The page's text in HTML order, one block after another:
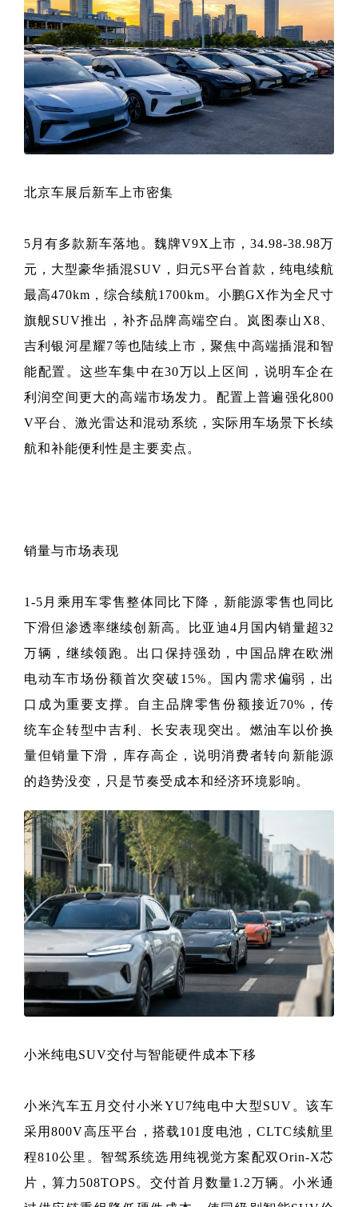
北京车展后新车上市密集
5月有多款新车落地。魏牌V9X上市，34.98-38.98万
元，大型豪华插混SUV，归元S平台首款，纯电续航
最高470km，综合续航1700km。小鹏GX作为全尺寸
旗舰SUV推出，补齐品牌高端空白。岚图泰山X8、
吉利银河星耀7等也陆续上市，聚焦中高端插混和智
能配置。这些车集中在30万以上区间，说明车企在
利润空间更大的高端市场发力。配置上普遍强化800
V平台、激光雷达和混动系统，实际用车场景下长续
航和补能便利性是主要卖点。
销量与市场表现
1-5月乘用车零售整体同比下降，新能源零售也同比
下滑但渗透率继续创新高。比亚迪4月国内销量超32
万辆，继续领跑。出口保持强劲，中国品牌在欧洲
电动车市场份额首次突破15%。国内需求偏弱，出
口成为重要支撑。自主品牌零售份额接近70%，传
统车企转型中吉利、长安表现突出。燃油车以价换
量但销量下滑，库存高企，说明消费者转向新能源
的趋势没变，只是节奏受成本和经济环境影响。
小米纯电SUV交付与智能硬件成本下移
小米汽车五月交付小米YU7纯电中大型SUV。该车
采用800V高压平台，搭载101度电池，CLTC续航里
程810公里。智驾系统选用纯视觉方案配双Orin-X芯
片，算力508TOPS。交付首月数量1.2万辆。小米通